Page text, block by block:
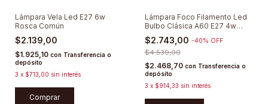
Lámpara Vela Led E27 6w
Rosca Común
$2.139,00
$1.925,10 con Transferencia o
depósito
3 x $713,00 sin interés
Lámpara Foco Filamento Led
Bulbo Clásica A60 E27 4w
Vintage
$2.743,00 -40% OFF
$4.539,00
$2.468,70 con Transferencia o
depósito
3 x $914,33 sin interés